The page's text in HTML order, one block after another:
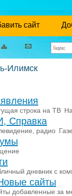
сайт
Илимск
строка на ТВ
Справка
радио
дневник с
сайты
добавленные за